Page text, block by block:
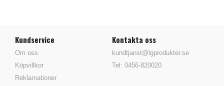
Kundservice
Om oss
Köpvillkor
Reklamationer
Kontakta oss
kundtjanst@lgprodukter.se
Tel: 0456-820020